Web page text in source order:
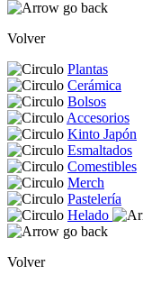
Volver
Plantas
Cerámica
Bolsos
Accesorios
Kinto Japón
Esmaltados
Comestibles
Merch
Pastelería
Helado
Volver